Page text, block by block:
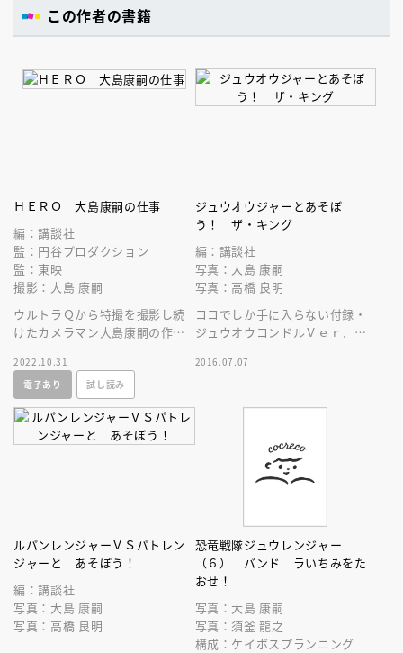
この作者の書籍
ＨＥＲＯ 大島康嗣の仕事
編：講談社
監：円谷プロダクション
監：東映
撮影：大島 康嗣
ウルトラＱから特撮を撮影し続
けたカメラマン大島康嗣の作品
2022.10.31
電子あり
試し読み
ジュウオウジャーとあそぼ
う！ ザ・キング
編：講談社
写真：大島 康嗣
写真：高橋 良明
ココでしか手に入らない付録・
ジュウオウコンドルＶｅｒ．と
っぱいのえほんだ！
2016.07.07
ルパンレンジャーＶＳパトレン
ジャーと あそぼう！
編：講談社
写真：大島 康嗣
写真：高橋 良明
恐竜戦隊ジュウレンジャー
（６） バンド ラいちみをた
おせ！
写真：大島 康嗣
写真：須釜 龍之
構成：ケイボスプランニング